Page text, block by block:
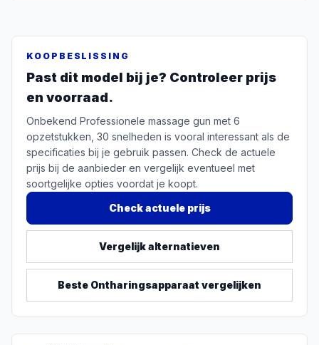
KOOPBESLISSING
Past dit model bij je? Controleer prijs
en voorraad.
Onbekend Professionele massage gun met 6
opzetstukken, 30 snelheden is vooral interessant als de
specificaties bij je gebruik passen. Check de actuele
prijs bij de aanbieder en vergelijk eventueel met
soortgelijke opties voordat je koopt.
Check actuele prijs
Vergelijk alternatieven
Beste Ontharingsapparaat vergelijken